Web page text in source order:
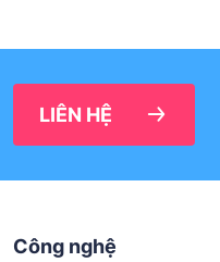
LIÊN HỆ
Công nghệ